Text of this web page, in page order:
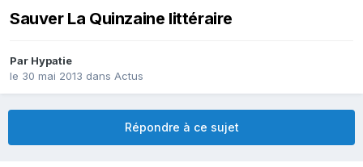
Sauver La Quinzaine littéraire
Par Hypatie
le 30 mai 2013 dans Actus
Répondre à ce sujet